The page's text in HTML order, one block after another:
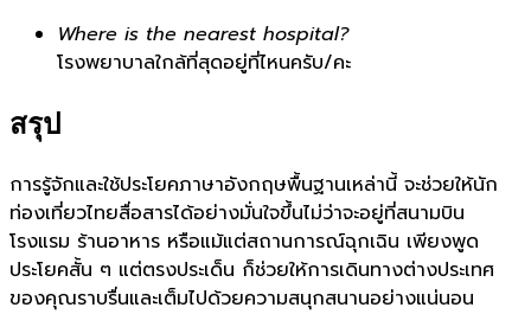
Where is the nearest hospital?
โรงพยาบาลใกล้ที่สุดอยู่ที่ไหนครับ/คะ
สรุป
การรู้จักและใช้ประโยคภาษาอังกฤษพื้นฐานเหล่านี้ จะช่วยให้นัก
ท่องเที่ยวไทยสื่อสารได้อย่างมั่นใจขึ้นไม่ว่าจะอยู่ที่สนามบิน
โรงแรม ร้านอาหาร หรือแม้แต่สถานการณ์ฉุกเฉิน เพียงพูด
ประโยคสั้น ๆ แต่ตรงประเด็น ก็ช่วยให้การเดินทางต่างประเทศ
ของคุณราบรื่นและเต็มไปด้วยความสนุกสนานอย่างแน่นอน